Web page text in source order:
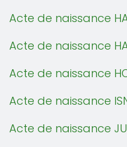
Acte de naissance
Acte de naissance
Acte de naissance
Acte de naissance
Acte de naissance